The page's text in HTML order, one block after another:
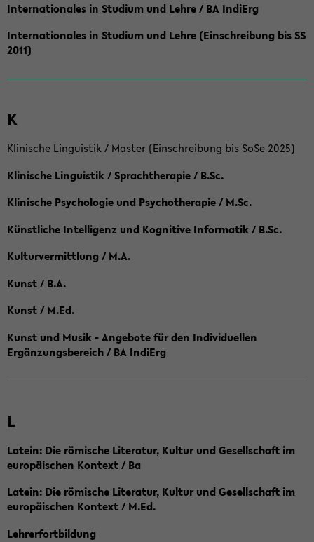
Internationales in Studium und Lehre / BA IndiErg
Internationales in Studium und Lehre (Einschreibung bis SS
2011)
K
Klinische Linguistik / Master (Einschreibung bis SoSe 2025)
Klinische Linguistik / Sprachtherapie / B.Sc.
Klinische Psychologie und Psychotherapie / M.Sc.
Künstliche Intelligenz und Kognitive Informatik / B.Sc.
Kulturvermittlung / M.A.
Kunst / B.A.
Kunst / M.Ed.
Kunst und Musik - Angebote für den Individuellen
Ergänzungsbereich / BA IndiErg
L
Latein: Die römische Literatur, Kultur und Gesellschaft im
europäischen Kontext / Ba
Latein: Die römische Literatur, Kultur und Gesellschaft im
europäischen Kontext / M.Ed.
Lehrerfortbildung